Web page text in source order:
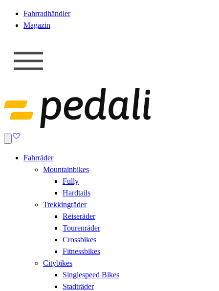
Fahrradhändler
Magazin
Fahrräder
Mountainbikes
Fully
Hardtails
Trekkingräder
Reiseräder
Tourenräder
Crossbikes
Fitnessbikes
Citybikes
Singlespeed Bikes
Stadträder